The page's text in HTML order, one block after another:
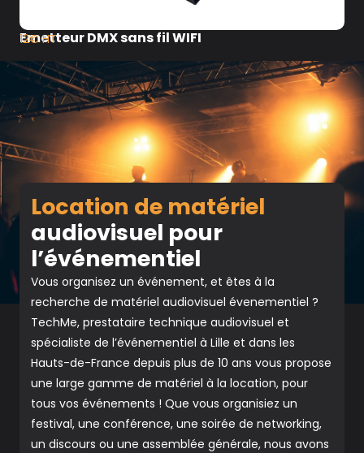
Emetteur DMX sans fil WIFI
12€ HT
Location de matériel
audiovisuel pour
l’événementiel
Vous organisez un événement, et êtes à la
recherche de matériel audiovisuel évenementiel ?
TechMe, prestataire technique audiovisuel et
spécialiste de l’événementiel à Lille et dans les
Hauts-de-France depuis plus de 10 ans vous propose
une large gamme de matériel à la location, pour
tous vos événements ! Que vous organisiez un
festival, une conférence, une soirée de networking,
un discours ou une assemblée générale, nous avons